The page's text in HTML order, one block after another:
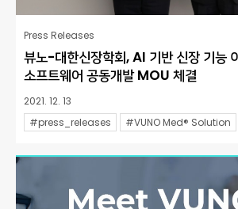
Press Releases
뷰노-대한신장학회, AI 기반 신장 기능
소프트웨어 공동개발 MOU 체결
2021. 12. 13
#press_releases
#VUNO Med® Solution